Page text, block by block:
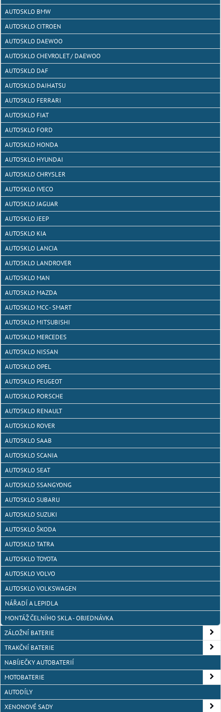
AUTOSKLO BMW
AUTOSKLO CITROEN
AUTOSKLO DAEWOO
AUTOSKLO CHEVROLET / DAEWOO
AUTOSKLO DAF
AUTOSKLO DAIHATSU
AUTOSKLO FERRARI
AUTOSKLO FIAT
AUTOSKLO FORD
AUTOSKLO HONDA
AUTOSKLO HYUNDAI
AUTOSKLO CHRYSLER
AUTOSKLO IVECO
AUTOSKLO JAGUAR
AUTOSKLO JEEP
AUTOSKLO KIA
AUTOSKLO LANCIA
AUTOSKLO LANDROVER
AUTOSKLO MAN
AUTOSKLO MAZDA
AUTOSKLO MCC - SMART
AUTOSKLO MITSUBISHI
AUTOSKLO MERCEDES
AUTOSKLO NISSAN
AUTOSKLO OPEL
AUTOSKLO PEUGEOT
AUTOSKLO PORSCHE
AUTOSKLO RENAULT
AUTOSKLO ROVER
AUTOSKLO SAAB
AUTOSKLO SCANIA
AUTOSKLO SEAT
AUTOSKLO SSANGYONG
AUTOSKLO SUBARU
AUTOSKLO SUZUKI
AUTOSKLO ŠKODA
AUTOSKLO TATRA
AUTOSKLO TOYOTA
AUTOSKLO VOLVO
AUTOSKLO VOLKSWAGEN
NÁŘADÍ A LEPIDLA
MONTÁŽ ČELNÍHO SKLA - OBJEDNÁVKA
ZÁLOŽNÍ BATERIE
TRAKČNÍ BATERIE
NABÍJEČKY AUTOBATERIÍ
MOTOBATERIE
AUTODÍLY
XENONOVÉ SADY